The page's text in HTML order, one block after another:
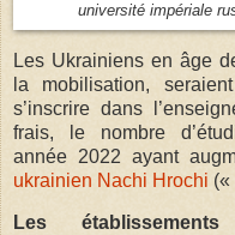
université impériale
Les Ukrainiens en âge
la mobilisation,
s’inscrire dans
frais, le nombre
année 2022 ayant
ukrainien Nachi Hrochi («
Les établissements